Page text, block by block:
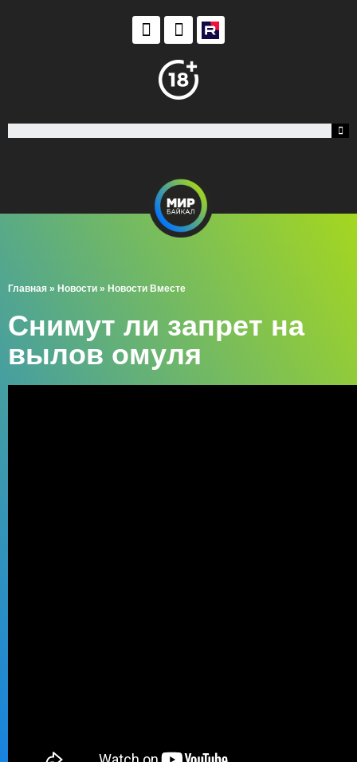
Главная » Новости » Новости Вместе
Снимут ли запрет на
вылов омуля